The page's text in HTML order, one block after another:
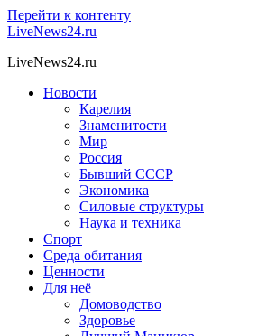
Перейти к контенту
LiveNews24.ru
LiveNews24.ru
Новости
Карелия
Знаменитости
Мир
Россия
Бывший СССР
Экономика
Силовые структуры
Наука и техника
Спорт
Среда обитания
Ценности
Для неё
Домоводство
Здоровье